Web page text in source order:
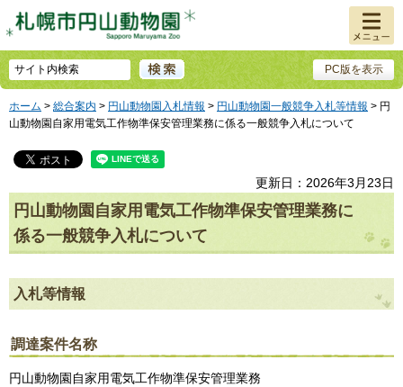
PC版を表示
メニュ
ー
ホーム > 総合案内 > 円山動物園入札情報 > 円山動物園一般競争入札等情報 > 円
⼭動物園⾃家⽤電気⼯作物準保安管理業務に係る一般競争入札について
更新日：2026年3月23日
円⼭動物園⾃家⽤電気⼯作物準保安管理業務に
係る一般競争入札について
入札等情報
調達案件名称
円⼭動物園⾃家⽤電気⼯作物準保安管理業務